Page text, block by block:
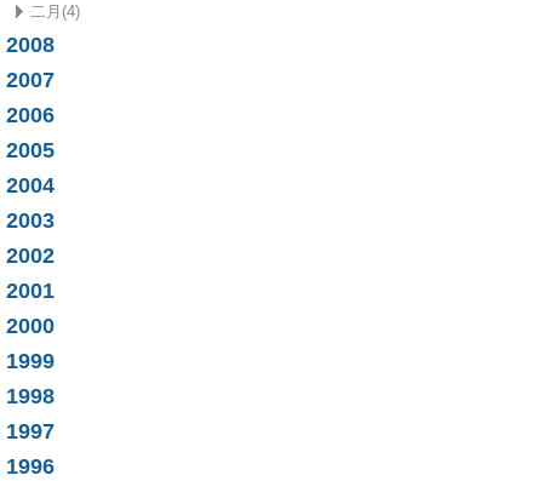
二月(4)
2008
2007
2006
2005
2004
2003
2002
2001
2000
1999
1998
1997
1996